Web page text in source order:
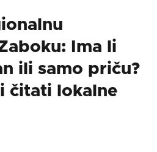
Ima li
ili samo priču?
čitati lokalne